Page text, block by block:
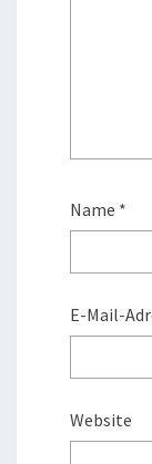
Name *
E-Mail-
Website